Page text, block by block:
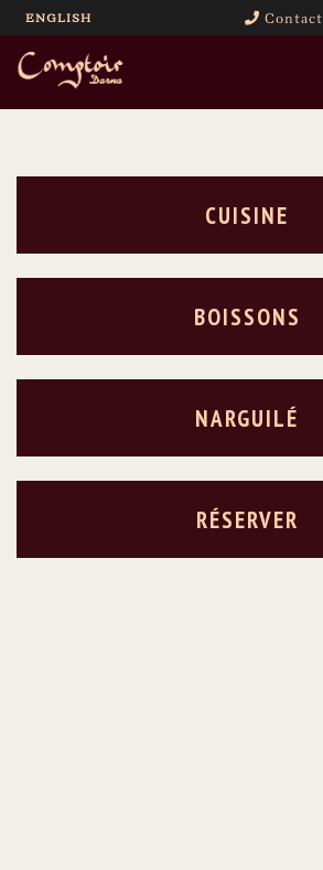
ENGLISH Contact
CUISINE
BOISSONS
NARGUILÉ
RÉSERVER